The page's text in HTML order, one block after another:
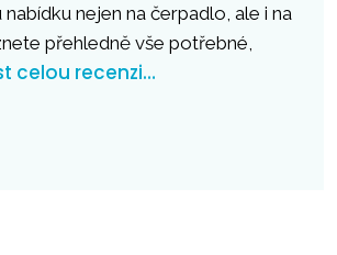
nejen na čerpadlo, ale i na
přehledně vše potřebné,
celou recenzi…